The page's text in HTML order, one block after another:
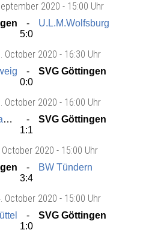
2020 - 15:00 Uhr
U.L.M.Wolfsburg
5:0
October 2020 - 16:30 Uhr
SVG Göttingen
0:0
October 2020 - 16:00 Uhr
SV Ramlingen-Ehlershausen
SVG Göttingen
1:1
October 2020 - 15:00 Uhr
BW Tündern
3:4
October 2020 - 15:00 Uhr
SVG Göttingen
1:0